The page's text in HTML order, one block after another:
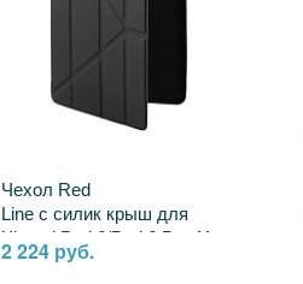
Чехол Red
Line с силик крыш для
Xiaomi Pad 6/Pad 6 Pro 11
2023 подст Y,чер 1980218
2 224 руб.